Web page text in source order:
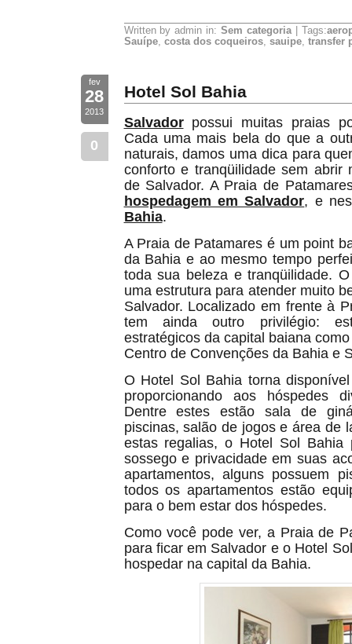
Written by admin in:Sem categoria| Tags:
Sauípe, costa dos coqueiros, sauipe, transfer
fev
28
2013
0
Hotel Sol Bahia
Salvadorpossui muitas praias
Cada uma mais bela do que a
naturais, damos uma dica para
conforto e tranqüilidade sem abrir
de Salvador. A Praia de
hospedagem em Salvador, e
Bahia.
A Praia de Patamares é um point
da Bahia e ao mesmo tempo
toda sua beleza e tranqüilidade.
uma estrutura para atender muito
Salvador. Localizado em frente à
tem ainda outro privilégio:
estratégicos da capital baiana
Centro de Convenções da Bahia e
O Hotel Sol Bahia torna
proporcionando aos hóspedes
Dentre estes estão sala de
piscinas, salão de jogos e área de
estas regalias, o Hotel Sol Bahia
sossego e privacidade em suas
apartamentos, alguns possuem
todos os apartamentos estão
para o bem estar dos hóspedes.
Como você pode ver, a Praia de
para ficar em Salvador e o Hotel
hospedar na capital da Bahia.